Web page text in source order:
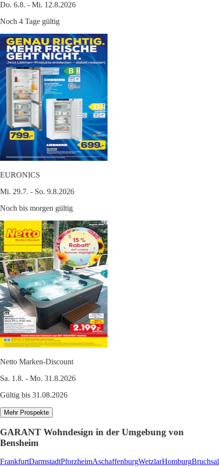
Do. 6.8. - Mi. 12.8.2026
Noch 4 Tage gültig
EURONICS
Mi. 29.7. - So. 9.8.2026
Noch bis morgen gültig
Netto Marken-Discount
Sa. 1.8. - Mo. 31.8.2026
Gültig bis 31.08.2026
Mehr Prospekte
GARANT Wohndesign in der Umgebung von
Bensheim
FrankfurtDarmstadtPforzheimAschaffenburgWetzlarHomburgBruchsal